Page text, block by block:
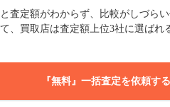
査定額がわからず、比較がしづら
、買取店は査定額上位3社に選ば
『無料』一括査定を依頼す